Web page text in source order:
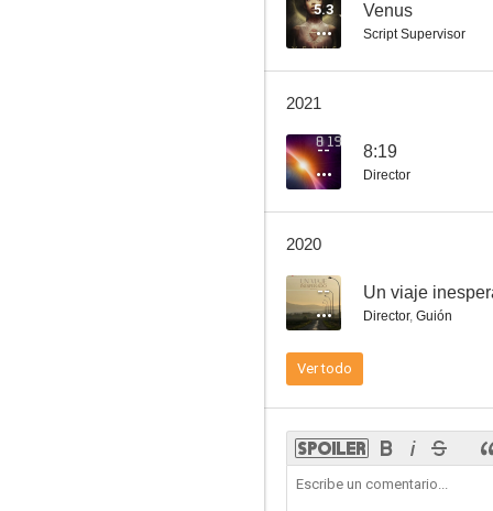
5.3 Venus
Script Supervisor
2021
-- 8:19
Director
2020
-- Un viaje
Director, Guión
Ver todo